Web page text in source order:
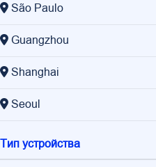
São Paulo
Guangzhou
Shanghai
Seoul
Тип устройства